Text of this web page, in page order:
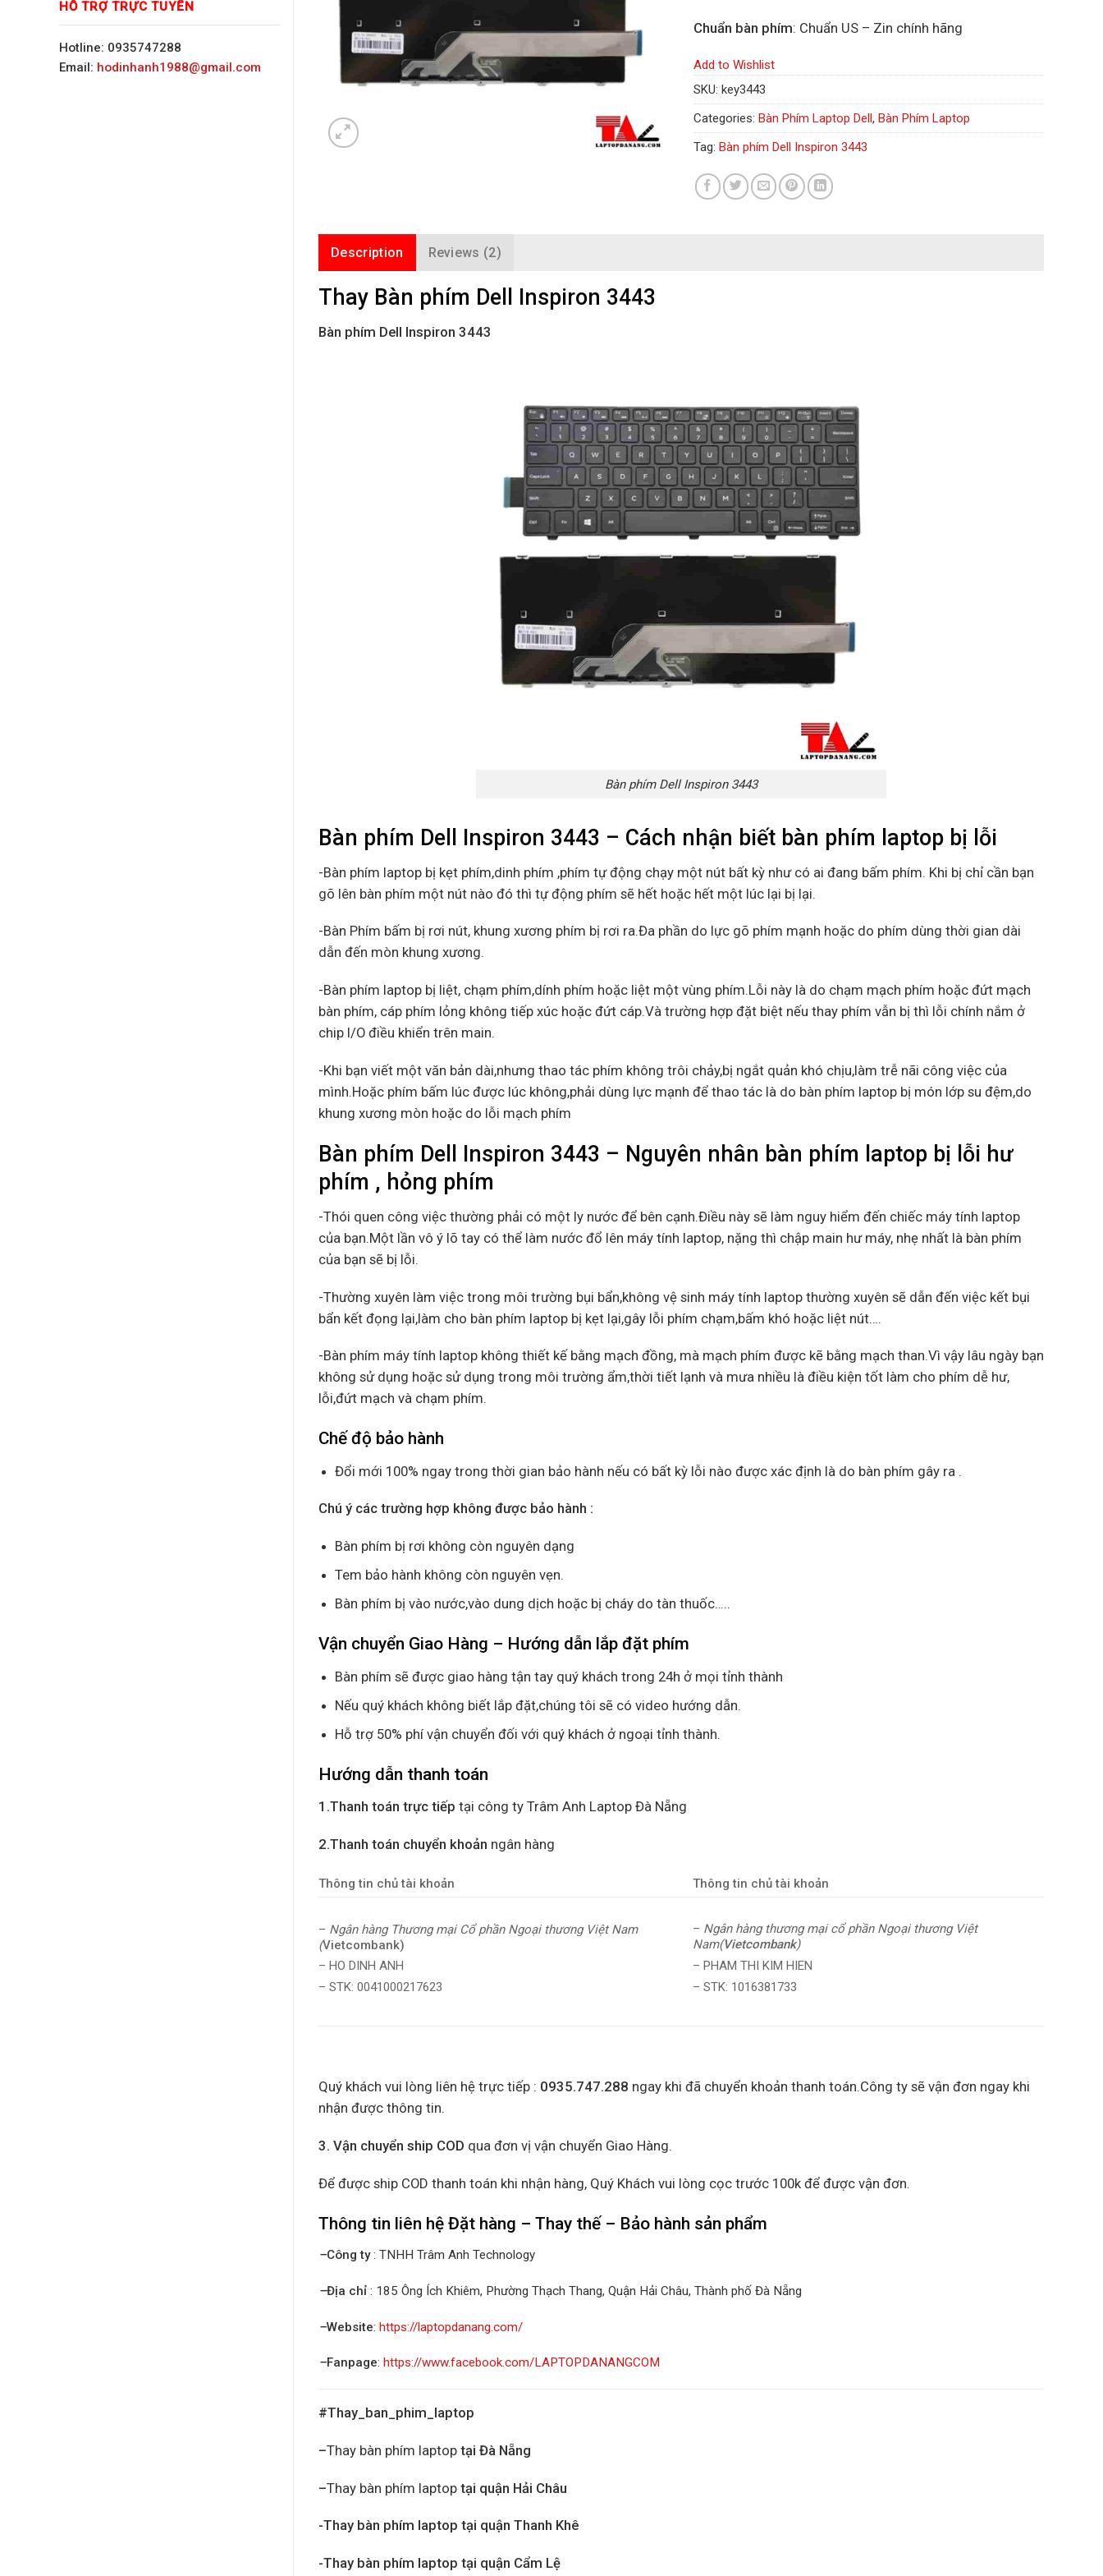
HỖ TRỢ TRỰC TUYẾN
Hotline: 0935747288
Email: hodinhanh1988@gmail.com
Chuẩn bàn phím: Chuẩn US – Zin chính hãng
Add to Wishlist
SKU: key3443
Categories: Bàn Phím Laptop Dell, Bàn Phím Laptop
Tag: Bàn phím Dell Inspiron 3443
Description Reviews (2)
Thay Bàn phím Dell Inspiron 3443
Bàn phím Dell Inspiron 3443
Bàn phím Dell Inspiron 3443
Bàn phím Dell Inspiron 3443 – Cách nhận biết bàn phím laptop bị lỗi
-Bàn phím laptop bị kẹt phím,dinh phím ,phím tự động chạy một nút bất kỳ như có ai đang bấm phím. Khi bị chỉ cần bạn
gõ lên bàn phím một nút nào đó thì tự động phím sẽ hết hoặc hết một lúc lại bị lại.
-Bàn Phím bấm bị rơi nút, khung xương phím bị rơi ra.Đa phần do lực gõ phím mạnh hoặc do phím dùng thời gian dài
dẫn đến mòn khung xương.
-Bàn phím laptop bị liệt, chạm phím,dính phím hoặc liệt một vùng phím.Lỗi này là do chạm mạch phím hoặc đứt mạch
bàn phím, cáp phím lỏng không tiếp xúc hoặc đứt cáp.Và trường hợp đặt biệt nếu thay phím vẫn bị thì lỗi chính nắm ở
chip I/O điều khiển trên main.
-Khi bạn viết một văn bản dài,nhưng thao tác phím không trôi chảy,bị ngắt quản khó chịu,làm trễ nãi công việc của
mình.Hoặc phím bấm lúc được lúc không,phải dùng lực mạnh để thao tác là do bàn phím laptop bị món lớp su đệm,do
khung xương mòn hoặc do lỗi mạch phím
Bàn phím Dell Inspiron 3443 – Nguyên nhân bàn phím laptop bị lỗi hư
phím , hỏng phím
-Thói quen công việc thường phải có một ly nước để bên cạnh.Điều này sẽ làm nguy hiểm đến chiếc máy tính laptop
của bạn.Một lần vô ý lõ tay có thể làm nước đổ lên máy tính laptop, nặng thì chập main hư máy, nhẹ nhất là bàn phím
của bạn sẽ bị lỗi.
-Thường xuyên làm việc trong môi trường bụi bẩn,không vệ sinh máy tính laptop thường xuyên sẽ dẫn đến việc kết bụi
bẩn kết đọng lại,làm cho bàn phím laptop bị kẹt lại,gây lỗi phím chạm,bấm khó hoặc liệt nút….
-Bàn phím máy tính laptop không thiết kế bằng mạch đồng, mà mạch phím được kẽ bằng mạch than.Vì vậy lâu ngày bạn
không sử dụng hoặc sử dụng trong môi trường ẩm,thời tiết lạnh và mưa nhiều là điều kiện tốt làm cho phím dễ hư,
lỗi,đứt mạch và chạm phím.
Chế độ bảo hành
Đổi mới 100% ngay trong thời gian bảo hành nếu có bất kỳ lỗi nào được xác định là do bàn phím gây ra .
Chú ý các trường hợp không được bảo hành :
Bàn phím bị rơi không còn nguyên dạng
Tem bảo hành không còn nguyên vẹn.
Bàn phím bị vào nước,vào dung dịch hoặc bị cháy do tàn thuốc…..
Vận chuyển Giao Hàng – Hướng dẫn lắp đặt phím
Bàn phím sẽ được giao hàng tận tay quý khách trong 24h ở mọi tỉnh thành
Nếu quý khách không biết lắp đặt,chúng tôi sẽ có video hướng dẫn.
Hỗ trợ 50% phí vận chuyển đối với quý khách ở ngoại tỉnh thành.
Hướng dẫn thanh toán
1.Thanh toán trực tiếp tại công ty Trâm Anh Laptop Đà Nẵng
2.Thanh toán chuyển khoản ngân hàng
Thông tin chủ tài khoản Thông tin chủ tài khoản
– Ngân hàng Thương mại Cổ phần Ngoại thương Việt Nam
(Vietcombank)
– HO DINH ANH
– STK: 0041000217623
– Ngân hàng thương mại cổ phần Ngoại thương Việt
Nam(Vietcombank)
– PHAM THI KIM HIEN
– STK: 1016381733
Quý khách vui lòng liên hệ trực tiếp : 0935.747.288 ngay khi đã chuyển khoản thanh toán.Công ty sẽ vận đơn ngay khi
nhận được thông tin.
3. Vận chuyển ship COD qua đơn vị vận chuyển Giao Hàng.
Để được ship COD thanh toán khi nhận hàng, Quý Khách vui lòng cọc trước 100k để được vận đơn.
Thông tin liên hệ Đặt hàng – Thay thế – Bảo hành sản phẩm
–Công ty: TNHH Trâm Anh Technology
–Địa chỉ : 185 Ông Ích Khiêm, Phường Thạch Thang, Quận Hải Châu, Thành phố Đà Nẵng
–Website: https://laptopdanang.com/
–Fanpage: https://www.facebook.com/LAPTOPDANANGCOM
#Thay_ban_phim_laptop
–Thay bàn phím laptop tại Đà Nẵng
–Thay bàn phím laptop tại quận Hải Châu
-Thay bàn phím laptop tại quận Thanh Khê
-Thay bàn phím laptop tại quận Cẩm Lệ